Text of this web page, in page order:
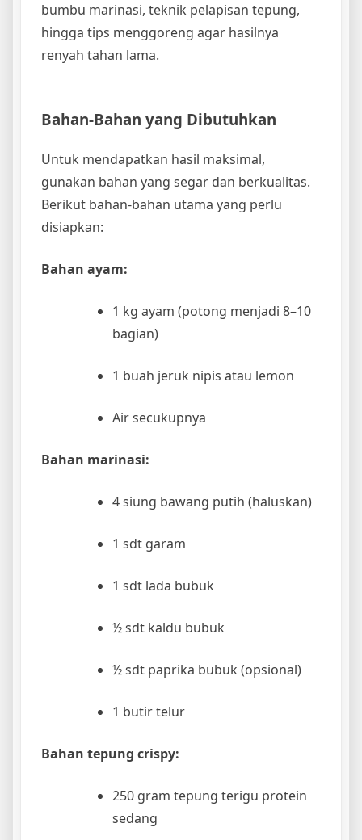
bumbu marinasi, teknik pelapisan tepung,
hingga tips menggoreng agar hasilnya
renyah tahan lama.
Bahan-Bahan yang Dibutuhkan
Untuk mendapatkan hasil maksimal,
gunakan bahan yang segar dan berkualitas.
Berikut bahan-bahan utama yang perlu
disiapkan:
Bahan ayam:
1 kg ayam (potong menjadi 8–10
bagian)
1 buah jeruk nipis atau lemon
Air secukupnya
Bahan marinasi:
4 siung bawang putih (haluskan)
1 sdt garam
1 sdt lada bubuk
½ sdt kaldu bubuk
½ sdt paprika bubuk (opsional)
1 butir telur
Bahan tepung crispy:
250 gram tepung terigu protein
sedang